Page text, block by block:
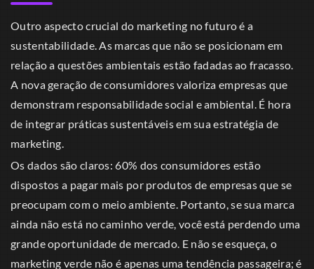
Outro aspecto crucial do marketing no futuro é a
sustentabilidade. As marcas que não se posicionam em
relação a questões ambientais estão fadadas ao fracasso.
A nova geração de consumidores valoriza empresas que
demonstram responsabilidade social e ambiental. É hora
de integrar práticas sustentáveis em sua estratégia de
marketing.
Os dados são claros: 60% dos consumidores estão
dispostos a pagar mais por produtos de empresas que se
preocupam com o meio ambiente. Portanto, se sua marca
ainda não está no caminho verde, você está perdendo uma
grande oportunidade de mercado. E não se esqueça, o
marketing verde não é apenas uma tendência passageira; é